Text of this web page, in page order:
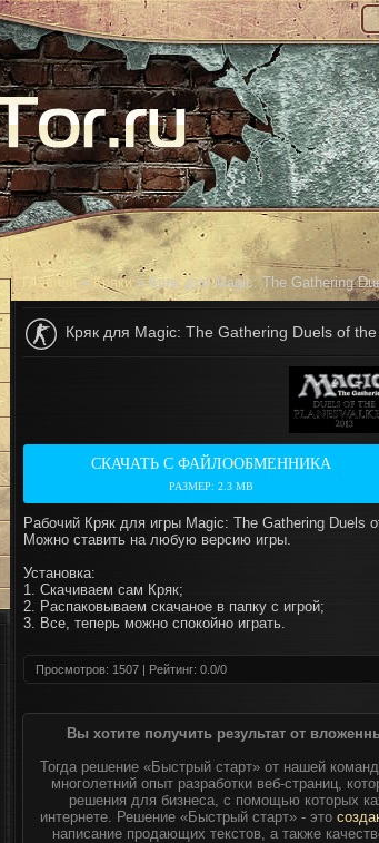
Главная» Кряки» Кряк для Magic: The Gathering
Кряк для Magic: The Gathering Duels of
СКАЧАТЬ С ФАЙЛООБМЕННИКА
РАЗМЕР: 2.3 MB
Рабочий Кряк для игры Magic: The Gathering Duels
Можно ставить на любую версию игры.
Установка:
1. Скачиваем сам Кряк;
2. Распаковываем скачаное в папку с игрой;
3. Все, теперь можно спокойно играть.
Просмотров: 1507 | Рейтинг: 0.0/0
Вы хотите получить результат от
Тогда решение «Быстрый старт» от нашей
многолетний опыт разработки веб-страниц,
решения для бизнеса, с помощью которых
интернете. Решение «Быстрый старт» - это
написание продающих текстов, а также